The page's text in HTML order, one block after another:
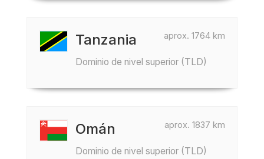
aprox. 1764 km
Tanzania
Dominio de nivel superior (TLD)
aprox. 1837 km
Omán
Dominio de nivel superior (TLD)